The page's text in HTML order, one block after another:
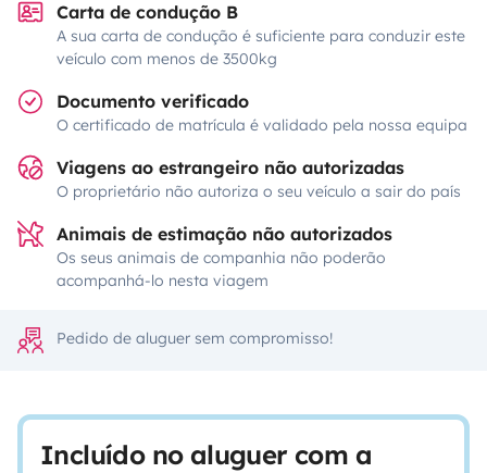
Carta de condução B
A sua carta de condução é suficiente para conduzir este
veículo com menos de 3500kg
Documento verificado
O certificado de matrícula é validado pela nossa equipa
Viagens ao estrangeiro não autorizadas
O proprietário não autoriza o seu veículo a sair do país
Animais de estimação não autorizados
Os seus animais de companhia não poderão
acompanhá-lo nesta viagem
Pedido de aluguer sem compromisso!
Incluído no aluguer com a